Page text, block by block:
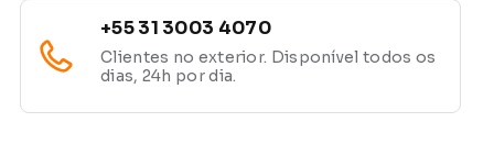
+55 31 3003 4070
Clientes no exterior. Disponível todos os
dias, 24h por dia.